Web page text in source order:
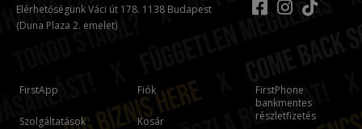
FirstApp
Szolgáltatások
Fiók
Kosár
FirstPhone
bankmentes
részletfizetés
Elérhetőségünk Váci út 178. 1138 Budapest
(Duna Plaza 2. emelet)